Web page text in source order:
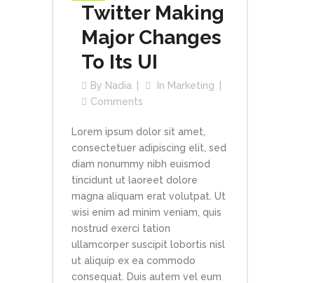
Twitter Making
Major Changes
To Its UI
By Nadia In Marketing
Comments
Lorem ipsum dolor sit amet,
consectetuer adipiscing elit, sed
diam nonummy nibh euismod
tincidunt ut laoreet dolore
magna aliquam erat volutpat. Ut
wisi enim ad minim veniam, quis
nostrud exerci tation
ullamcorper suscipit lobortis nisl
ut aliquip ex ea commodo
consequat. Duis autem vel eum